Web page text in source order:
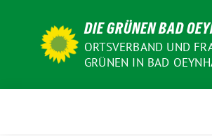
DIE GRÜNEN BAD
ORTSVERBAND UND
GRÜNEN IN BAD